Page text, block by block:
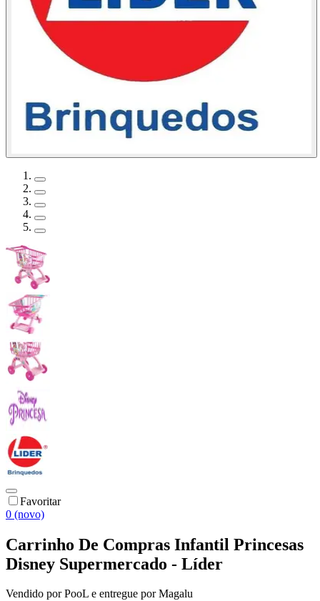
Favoritar
0 (novo)
Carrinho De Compras Infantil Princesas
Disney Supermercado - Líder
Vendido porPooL e entregue por Magalu